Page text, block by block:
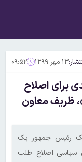
۱۳ مهر ۱۳۹۹ ۰۹:۵۲
برای اصلاح
ظریف معاون
کنند؛ یک رئیس جمهور یک
سیاسی اصلاح طلب